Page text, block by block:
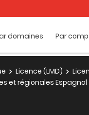
domaines Par
Licence (LMD)
et régionales Espagnol